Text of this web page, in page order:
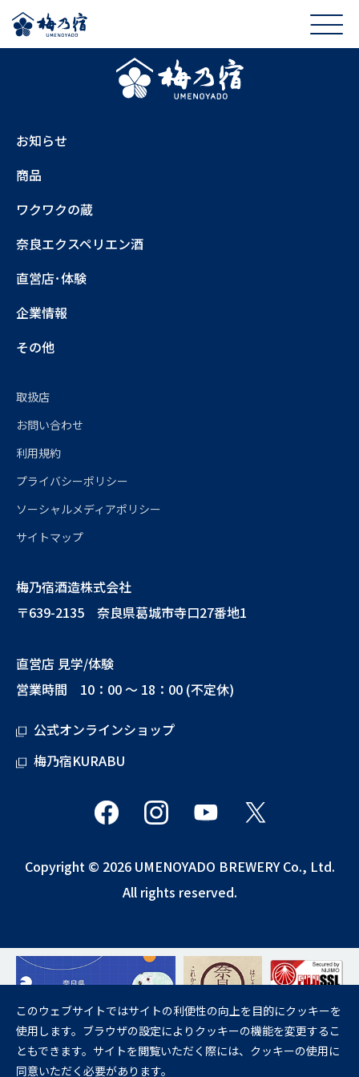
お知らせ
商品
ワクワクの蔵
奈良エクスペリエン酒
直営店･体験
企業情報
その他
取扱店
お問い合わせ
利用規約
プライバシーポリシー
ソーシャルメディアポリシー
サイトマップ
梅乃宿酒造株式会社
〒639-2135 奈良県葛城市寺口27番地1
直営店 見学/体験
営業時間 10：00 ～ 18：00 (不定休)
公式オンラインショップ
梅乃宿KURABU
Copyright © 2026 UMENOYADO BREWERY Co., Ltd.
All rights reserved.
飲酒は20歳になってから。
妊娠中や授乳期の飲酒は、胎児・乳児の発育に悪影響を与えるおそれが
あります。
このウェブサイトではサイトの利便性の向上を目的にクッキーを
使用します。ブラウザの設定によりクッキーの機能を変更するこ
ともできます。サイトを閲覧いただく際には、クッキーの使用に
同意いただく必要があります。